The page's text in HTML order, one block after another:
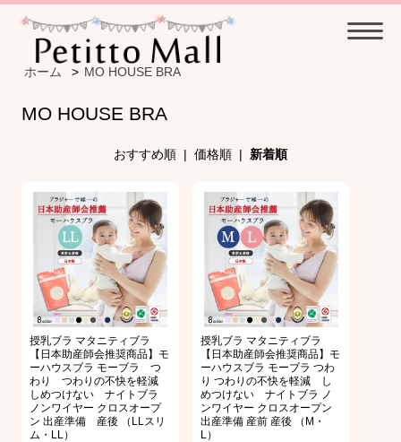
ホーム > MO HOUSE BRA
MO HOUSE BRA
おすすめ順 | 価格順 | 新着順
授乳ブラ マタニティブラ
【日本助産師会推奨商品】モ
ーハウスブラ モーブラ つ
わり つわりの不快を軽減
しめつけない ナイトブラ
ノンワイヤー クロスオープ
ン 出産準備 産後 （LLスリ
ム・LL）
授乳ブラ マタニティブラ
【日本助産師会推奨商品】モ
ーハウスブラ モーブラ つわ
り つわりの不快を軽減 し
めつけない ナイトブラ ノ
ンワイヤー クロスオープン
出産準備 産前 産後 （M・
L）